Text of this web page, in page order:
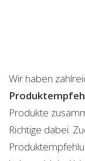
Wir haben
Produkte
Richtige dabei.